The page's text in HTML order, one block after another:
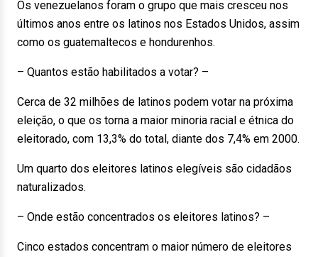
Os venezuelanos foram o grupo que mais cresceu nos
últimos anos entre os latinos nos Estados Unidos, assim
como os guatemaltecos e hondurenhos.
– Quantos estão habilitados a votar? –
Cerca de 32 milhões de latinos podem votar na próxima
eleição, o que os torna a maior minoria racial e étnica do
eleitorado, com 13,3% do total, diante dos 7,4% em 2000.
Um quarto dos eleitores latinos elegíveis são cidadãos
naturalizados.
– Onde estão concentrados os eleitores latinos? –
Cinco estados concentram o maior número de eleitores